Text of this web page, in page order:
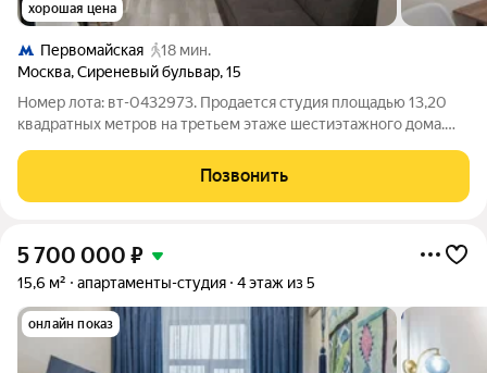
хорошая цена
Первомайская
18 мин.
Москва,Сиреневый бульвар,15
Номер лота: вт-0432973. Продается студия площадью 13,20
квадратных метров на третьем этаже шестиэтажного дома.
всем необходимым: имеется удобный диван, рабочий стол и
современная кухня с
Позвонить
5 700 000 ₽
15,6 м² апартаменты-студия 4 этаж из 5
онлайн показ